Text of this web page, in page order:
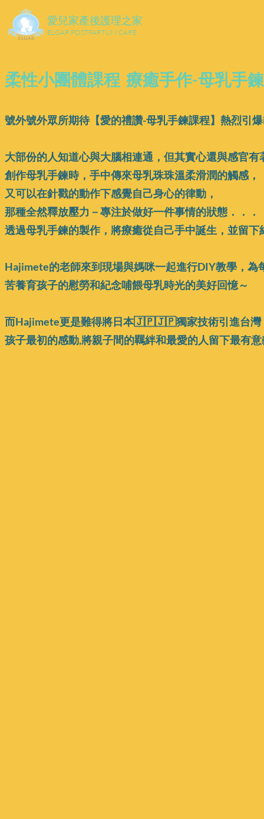
​愛兒家產後護理之家
ELGAR POSTPARTUM CARE
柔性小團體課程 療癒手作-母乳手
號外號外眾所期待【愛的禮讚-母乳手鍊課程】熱烈引
大部份的人知道心與大腦相連通，但其實心還與感官有
創作母乳手鍊時，手中傳來母乳珠珠溫柔滑潤的觸感，
又可以在針戳的動作下感覺自己身心的律動，
那種全然釋放壓力－專注於做好一件事情的狀態．．．
透過母乳手鍊的製作，將療癒從自己手中誕生，並留下
Hajimete的老師來到現場與媽咪一起進行DIY教學，
苦養育孩子的慰勞和紀念哺餵母乳時光的美好回憶～
而Hajimete更是難得將日本🇯🇵🇯🇵獨家技術引進台灣
孩子最初的感動,將親子間的羈絆和最愛的人留下最有